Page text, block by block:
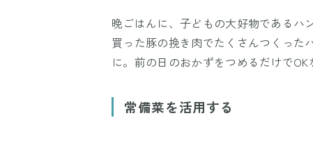
晩ごはんに、子どもの大好物であるハ
買った豚の挽き肉でたくさんつくった
に。前の日のおかずをつめるだけで
常備菜を活用する